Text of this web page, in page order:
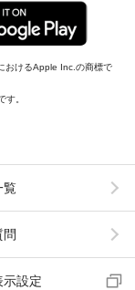
おけるApple Inc.の商標で
。
覧
示設定